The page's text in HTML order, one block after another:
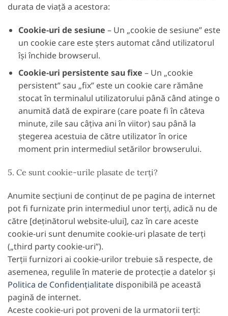
durata de viață a acestora:
Cookie-uri de sesiune – Un „cookie de sesiune” este
un cookie care este șters automat când utilizatorul
își închide browserul.
Cookie-uri persistente sau fixe – Un „cookie
persistent” sau „fix” este un cookie care rămâne
stocat în terminalul utilizatorului până când atinge o
anumită dată de expirare (care poate fi în câteva
minute, zile sau câțiva ani în viitor) sau până la
ștegerea acestuia de către utilizator în orice
moment prin intermediul setărilor browserului.
5. Ce sunt cookie-urile plasate de terți?
Anumite secțiuni de conținut de pe pagina de internet
pot fi furnizate prin intermediul unor terți, adică nu de
către [deținătorul website-ului], caz în care aceste
cookie-uri sunt denumite cookie-uri plasate de terți
(„third party cookie-uri”).
Terții furnizori ai cookie-urilor trebuie să respecte, de
asemenea, regulile în materie de protecție a datelor și
Politica de Confidențialitate disponibilă pe această
pagină de internet.
Aceste cookie-uri pot proveni de la urmatorii terți: